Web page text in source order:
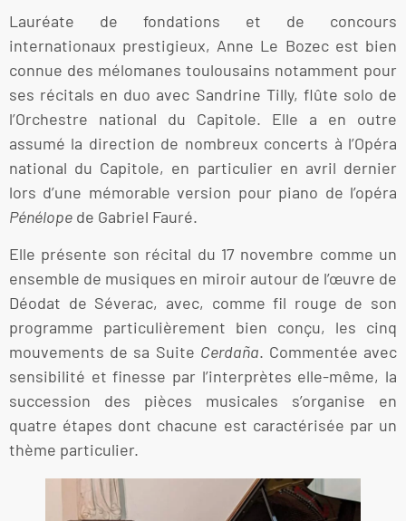
Lauréate de fondations et de concours
internationaux prestigieux, Anne Le Bozec est bien
connue des mélomanes toulousains notamment pour
ses récitals en duo avec Sandrine Tilly, flûte solo de
l’Orchestre national du Capitole. Elle a en outre
assumé la direction de nombreux concerts à l’Opéra
national du Capitole, en particulier en avril dernier
lors d’une mémorable version pour piano de l’opéra
Pénélope de Gabriel Fauré.
Elle présente son récital du 17 novembre comme un
ensemble de musiques en miroir autour de l’œuvre de
Déodat de Séverac, avec, comme fil rouge de son
programme particulièrement bien conçu, les cinq
mouvements de sa Suite Cerdaña. Commentée avec
sensibilité et finesse par l’interprètes elle-même, la
succession des pièces musicales s’organise en
quatre étapes dont chacune est caractérisée par un
thème particulier.